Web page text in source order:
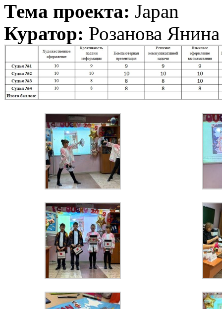
Тема проекта: Japan
Куратор: Розанова